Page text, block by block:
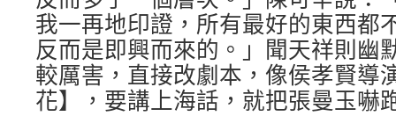
我一再地印證，所有最好的東西都
反而是即興而來的。」聞天祥則幽
較厲害，直接改劇本，像侯孝賢導
花】，要講上海話，就把張曼玉嚇